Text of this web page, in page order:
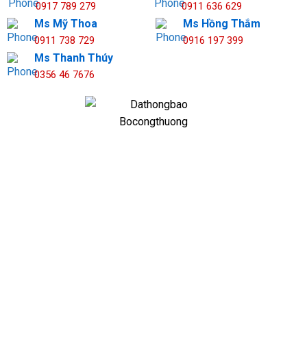
0917 789 279 0911 636 629
Ms Mỹ Thoa
0911 738 729
Ms Hồng Thắm
0916 197 399
Ms Thanh Thúy
0356 46 7676